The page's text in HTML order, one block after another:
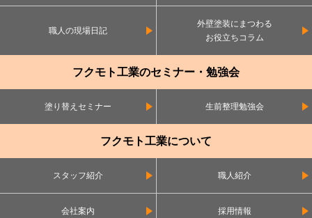
職人の現場日記
外壁塗装にまつわる
お役立ちコラム
フクモト工業のセミナー・勉強会
塗り替えセミナー 生前整理勉強会
フクモト工業について
スタッフ紹介 職人紹介
会社案内 採用情報